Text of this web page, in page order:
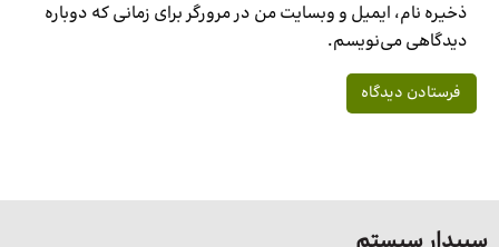
ذخیره نام، ایمیل و وبسایت من در مرورگر برای زمانی که دوباره
دیدگاهی می‌نویسم.